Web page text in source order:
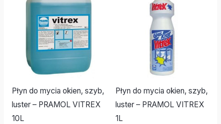
Płyn do mycia okien, szyb,
luster – PRAMOL VITREX
10L
Płyn do mycia okien, szyb,
luster – PRAMOL VITREX
1L